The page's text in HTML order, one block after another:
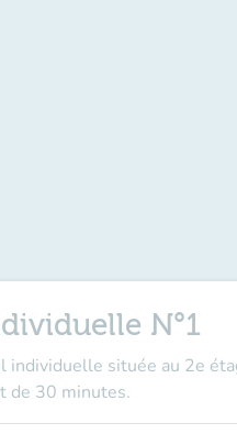
N°1
individuelle située au 2e
de 30 minutes.